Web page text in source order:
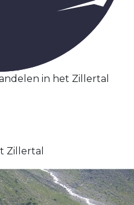
in het Zillertal
Zillertal